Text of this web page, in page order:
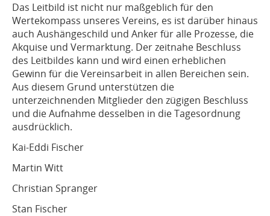
Das Leitbild ist nicht nur maßgeblich für den
Wertekompass unseres Vereins, es ist darüber hinaus
auch Aushängeschild und Anker für alle Prozesse, die
Akquise und Vermarktung. Der zeitnahe Beschluss
des Leitbildes kann und wird einen erheblichen
Gewinn für die Vereinsarbeit in allen Bereichen sein.
Aus diesem Grund unterstützen die
unterzeichnenden Mitglieder den zügigen Beschluss
und die Aufnahme desselben in die Tagesordnung
ausdrücklich.
Kai-Eddi Fischer
Martin Witt
Christian Spranger
Stan Fischer